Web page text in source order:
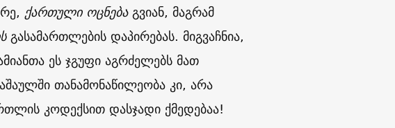
ქართული ოცნებაგვიან, მაგრამ
გასამართლების დაპირებას. მიგვაჩნია,
ეს ჯგუფი აგრძელებს მათ
თანამონაწილეობა კი, არა
კოდექსით დასჯადი ქმედებაა!